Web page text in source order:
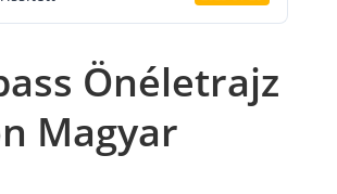
Önéletrajz
Magyar